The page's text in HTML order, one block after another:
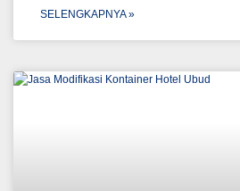
SELENGKAPNYA »